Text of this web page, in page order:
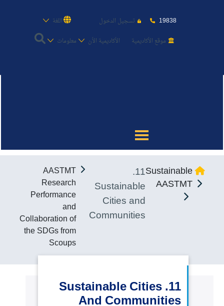
19838 تسجيل الدخول
اللغة
موقع الأكاديمية
الأكاديمية الأن معلومات
القبول والتسجيل
الدراسات الأكاديمية
طلبة الأكاديمية
البحث العلمي
التدريب والخدمة المجتمعية
Sustainable
AASTMT
11.
Sustainable
Cities and
Communities
AASTMT
Research
Performance
and
Collaboration of
the SDGs from
Scoups
11. Sustainable Cities